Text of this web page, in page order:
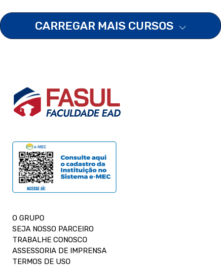
CARREGAR MAIS CURSOS
O GRUPO
SEJA NOSSO PARCEIRO
TRABALHE CONOSCO
ASSESSORIA DE IMPRENSA
TERMOS DE USO